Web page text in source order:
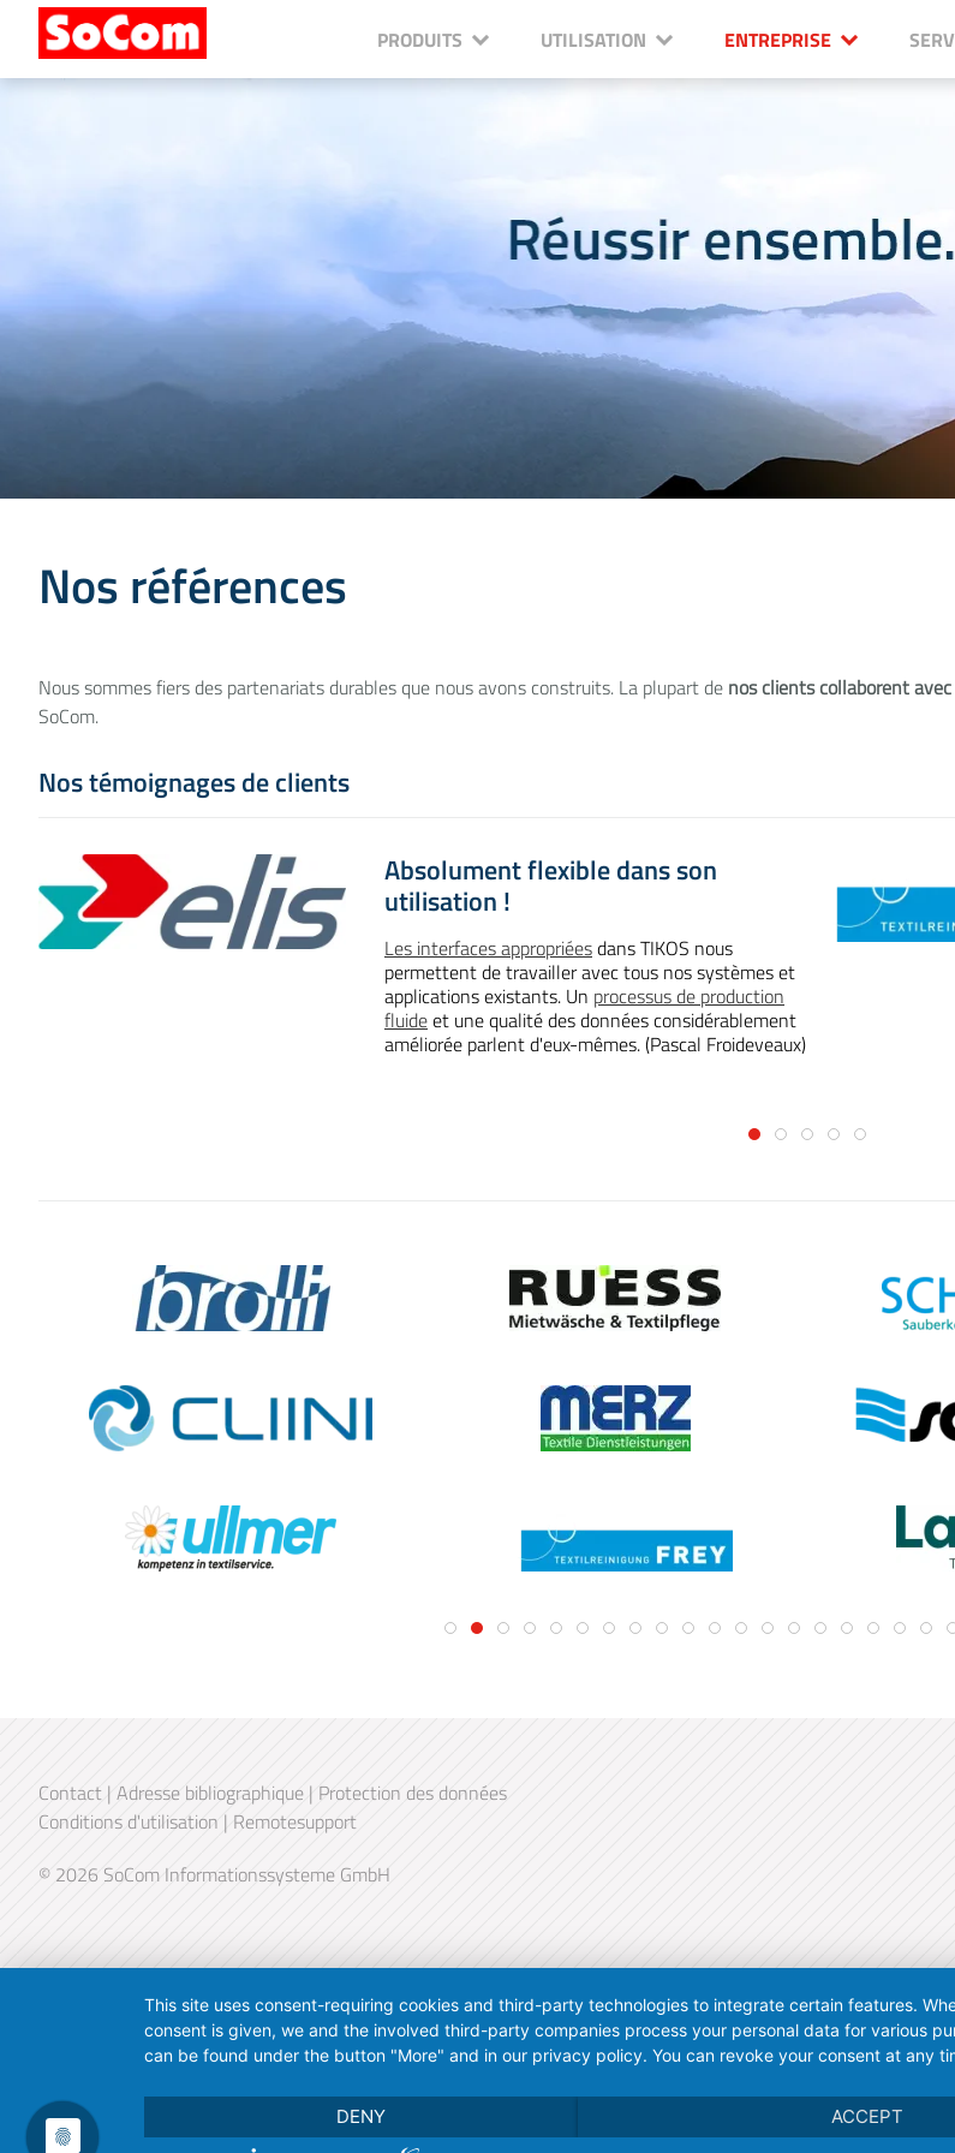
PRODUITS UTILISATION ENTREPRISE
Nos références
Nous sommes fiers des partenariats durables que nous avons construits. La plupart de nos clients collaborent
SoCom.
Nos témoignages de clients
Absolument flexible dans son
utilisation !
Les interfaces appropriéesdans TIKOS nous
permettent de travailler avec tous nos systèmes et
applications existants. Un processus de production
fluideet une qualité des données considérablement
améliorée parlent d'eux-mêmes. (Pascal Froideveaux)
Contact | Adresse bibliographique | Protection des données
Conditions d'utilisation | Remotesupport
© 2026 SoCom Informationssysteme GmbH
This site uses consent-requiring cookies and third-party technologies to integrate certain features.
consent is given, we and the involved third-party companies process your personal data for various
can be found under the button "More" and in our privacy policy. You can revoke your consent at any
DENY ACCEPT